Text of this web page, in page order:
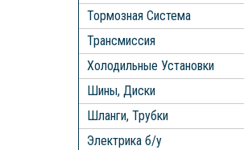
Тормозная Система
Трансмиссия
Холодильные Установки
Шины, Диски
Шланги, Трубки
Электрика б/у